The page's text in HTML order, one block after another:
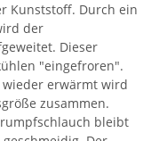
Kunststoff. Durch ein
der
Dieser
"eingefroren".
erwärmt wird
zusammen.
bleibt